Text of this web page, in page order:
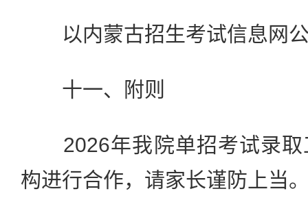
以内蒙古招生考试信息网公
十一、附则
2026年我院单招考试录取
构进行合作，请家长谨防上当